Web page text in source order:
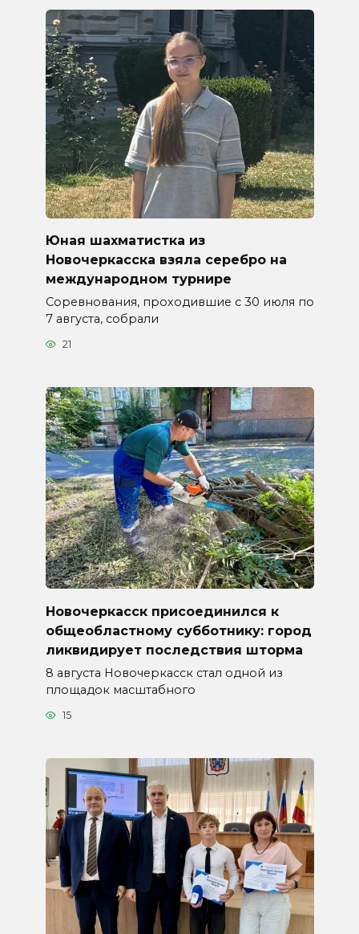
Юная шахматистка из
Новочеркасска взяла серебро на
международном турнире
Соревнования, проходившие с 30 июля по
7 августа, собрали
21
Новочеркасск присоединился к
общеобластному субботнику: город
ликвидирует последствия шторма
8 августа Новочеркасск стал одной из
площадок масштабного
15